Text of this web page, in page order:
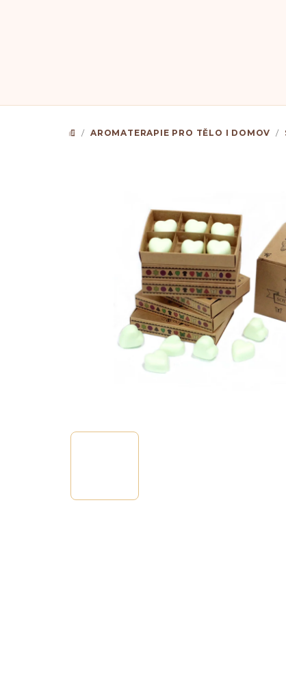
DOMŮ
/ AROMATERAPIE PRO TĚLO I DOMOV /